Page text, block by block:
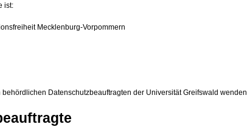
ist:
Mecklenburg-Vorpommern
Datenschutzbeauftragten der Universität Greifswald wenden.